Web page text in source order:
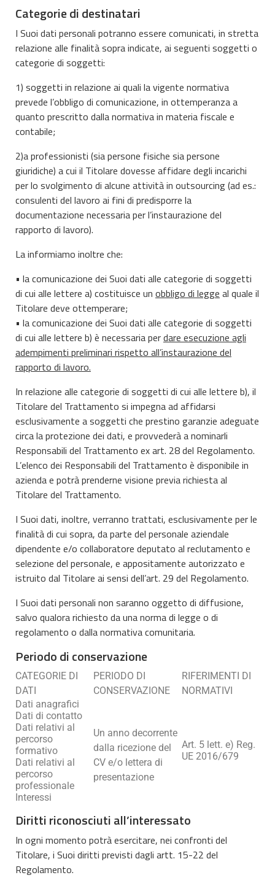
Categorie di destinatari
I Suoi dati personali potranno essere comunicati, in stretta
relazione alle finalità sopra indicate, ai seguenti soggetti o
categorie di soggetti:
1) soggetti in relazione ai quali la vigente normativa
prevede l’obbligo di comunicazione, in ottemperanza a
quanto prescritto dalla normativa in materia fiscale e
contabile;
2)a professionisti (sia persone fisiche sia persone
giuridiche) a cui il Titolare dovesse affidare degli incarichi
per lo svolgimento di alcune attività in outsourcing (ad es.:
consulenti del lavoro ai fini di predisporre la
documentazione necessaria per l’instaurazione del
rapporto di lavoro).
La informiamo inoltre che:
• la comunicazione dei Suoi dati alle categorie di soggetti
di cui alle lettere a) costituisce un obbligo di legge al quale il
Titolare deve ottemperare;
• la comunicazione dei Suoi dati alle categorie di soggetti
di cui alle lettere b) è necessaria perdare esecuzione agli
adempimenti preliminari rispetto all’instaurazione del
rapporto di lavoro.
In relazione alle categorie di soggetti di cui alle lettere b), il
Titolare del Trattamento si impegna ad affidarsi
esclusivamente a soggetti che prestino garanzie adeguate
circa la protezione dei dati, e provvederà a nominarli
Responsabili del Trattamento ex art. 28 del Regolamento.
L’elenco dei Responsabili del Trattamento è disponibile in
azienda e potrà prenderne visione previa richiesta al
Titolare del Trattamento.
I Suoi dati, inoltre, verranno trattati, esclusivamente per le
finalità di cui sopra, da parte del personale aziendale
dipendente e/o collaboratore deputato al reclutamento e
selezione del personale, e appositamente autorizzato e
istruito dal Titolare ai sensi dell’art. 29 del Regolamento.
I Suoi dati personali non saranno oggetto di diffusione,
salvo qualora richiesto da una norma di legge o di
regolamento o dalla normativa comunitaria.
Periodo di conservazione
CATEGORIE DI
DATI
PERIODO DI
CONSERVAZIONE
RIFERIMENTI DI
NORMATIVI
Dati anagrafici
Dati di contatto
Dati relativi al
percorso
formativo
Dati relativi al
percorso
professionale
Interessi
Un anno decorrente
dalla ricezione del
CV e/o lettera di
presentazione
Art. 5 lett. e) Reg.
UE 2016/679
Diritti riconosciuti all’interessato
In ogni momento potrà esercitare, nei confronti del
Titolare, i Suoi diritti previsti dagli artt. 15-22 del
Regolamento.